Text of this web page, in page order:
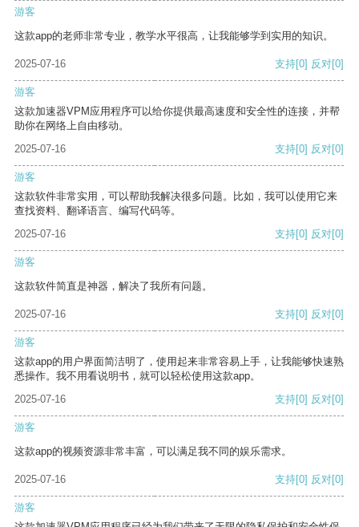
游客
这款app的老师非常专业，教学水平很高，让我能够学到实用的知识。
2025-07-16 支持[0] 反对[0]
游客
这款加速器VPM应用程序可以给你提供最高速度和安全性的连接，并帮
助你在网络上自由移动。
2025-07-16
支持[0] 反对[0]
游客
这款软件非常实用，可以帮助我解决很多问题。比如，我可以使用它来
查找资料、翻译语言、编写代码等。
2025-07-16
支持[0] 反对[0]
游客
这款软件简直是神器，解决了我所有问题。
2025-07-16 支持[0] 反对[0]
游客
这款app的用户界面简洁明了，使用起来非常容易上手，让我能够快速熟
悉操作。我不用看说明书，就可以轻松使用这款app。
2025-07-16
支持[0] 反对[0]
游客
这款app的视频资源非常丰富，可以满足我不同的娱乐需求。
2025-07-16 支持[0] 反对[0]
游客